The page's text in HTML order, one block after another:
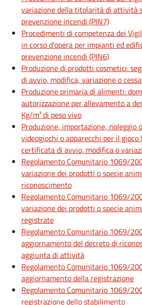
variazione della titolarità di attività
prevenzione incendi (PIN7)
Procedimenti di competenza dei
in corso d'opera per impianti ed
prevenzione incendi (PIN6)
Produzione di prodotti cosmetici:
di avvio, modifica, variazione o
Produzione primaria di alimenti:
autorizzazione per allevamento a
Kg/m² di peso vivo
Produzione, importazione, noleggio
videogiochi o apparecchi per il
certificata di avvio, modifica o
Regolamento Comunitario 1069/
variazione dei prodotti o specie
riconoscimento
Regolamento Comunitario 1069/
variazione dei prodotti o specie
registrate
Regolamento Comunitario 1069/
aggiornamento del decreto di
aggiunta di attività
Regolamento Comunitario 1069/
aggiornamento della registrazione
Regolamento Comunitario 1069/
registrazione dello stabilimento